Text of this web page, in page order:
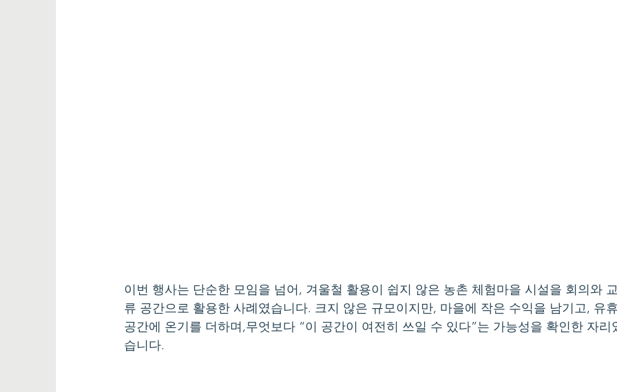
이번 행사는 단순한 모임을 넘어, 겨울철 활용이 쉽지 않은 농촌 체험마을 시설을 회의와
류 공간으로 활용한 사례였습니다. 크지 않은 규모이지만, 마을에 작은 수익을 남기고, 유
공간에 온기를 더하며,무엇보다 “이 공간이 여전히 쓰일 수 있다”는 가능성을 확인한 자리
습니다.